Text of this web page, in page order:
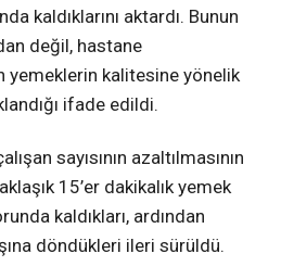
kaldıklarını aktardı. Bunun
değil, hastane
yemeklerin kalitesine yönelik
ifade edildi.
sayısının azaltılmasının
15’er dakikalık yemek
kaldıkları, ardından
döndükleri ileri sürüldü.